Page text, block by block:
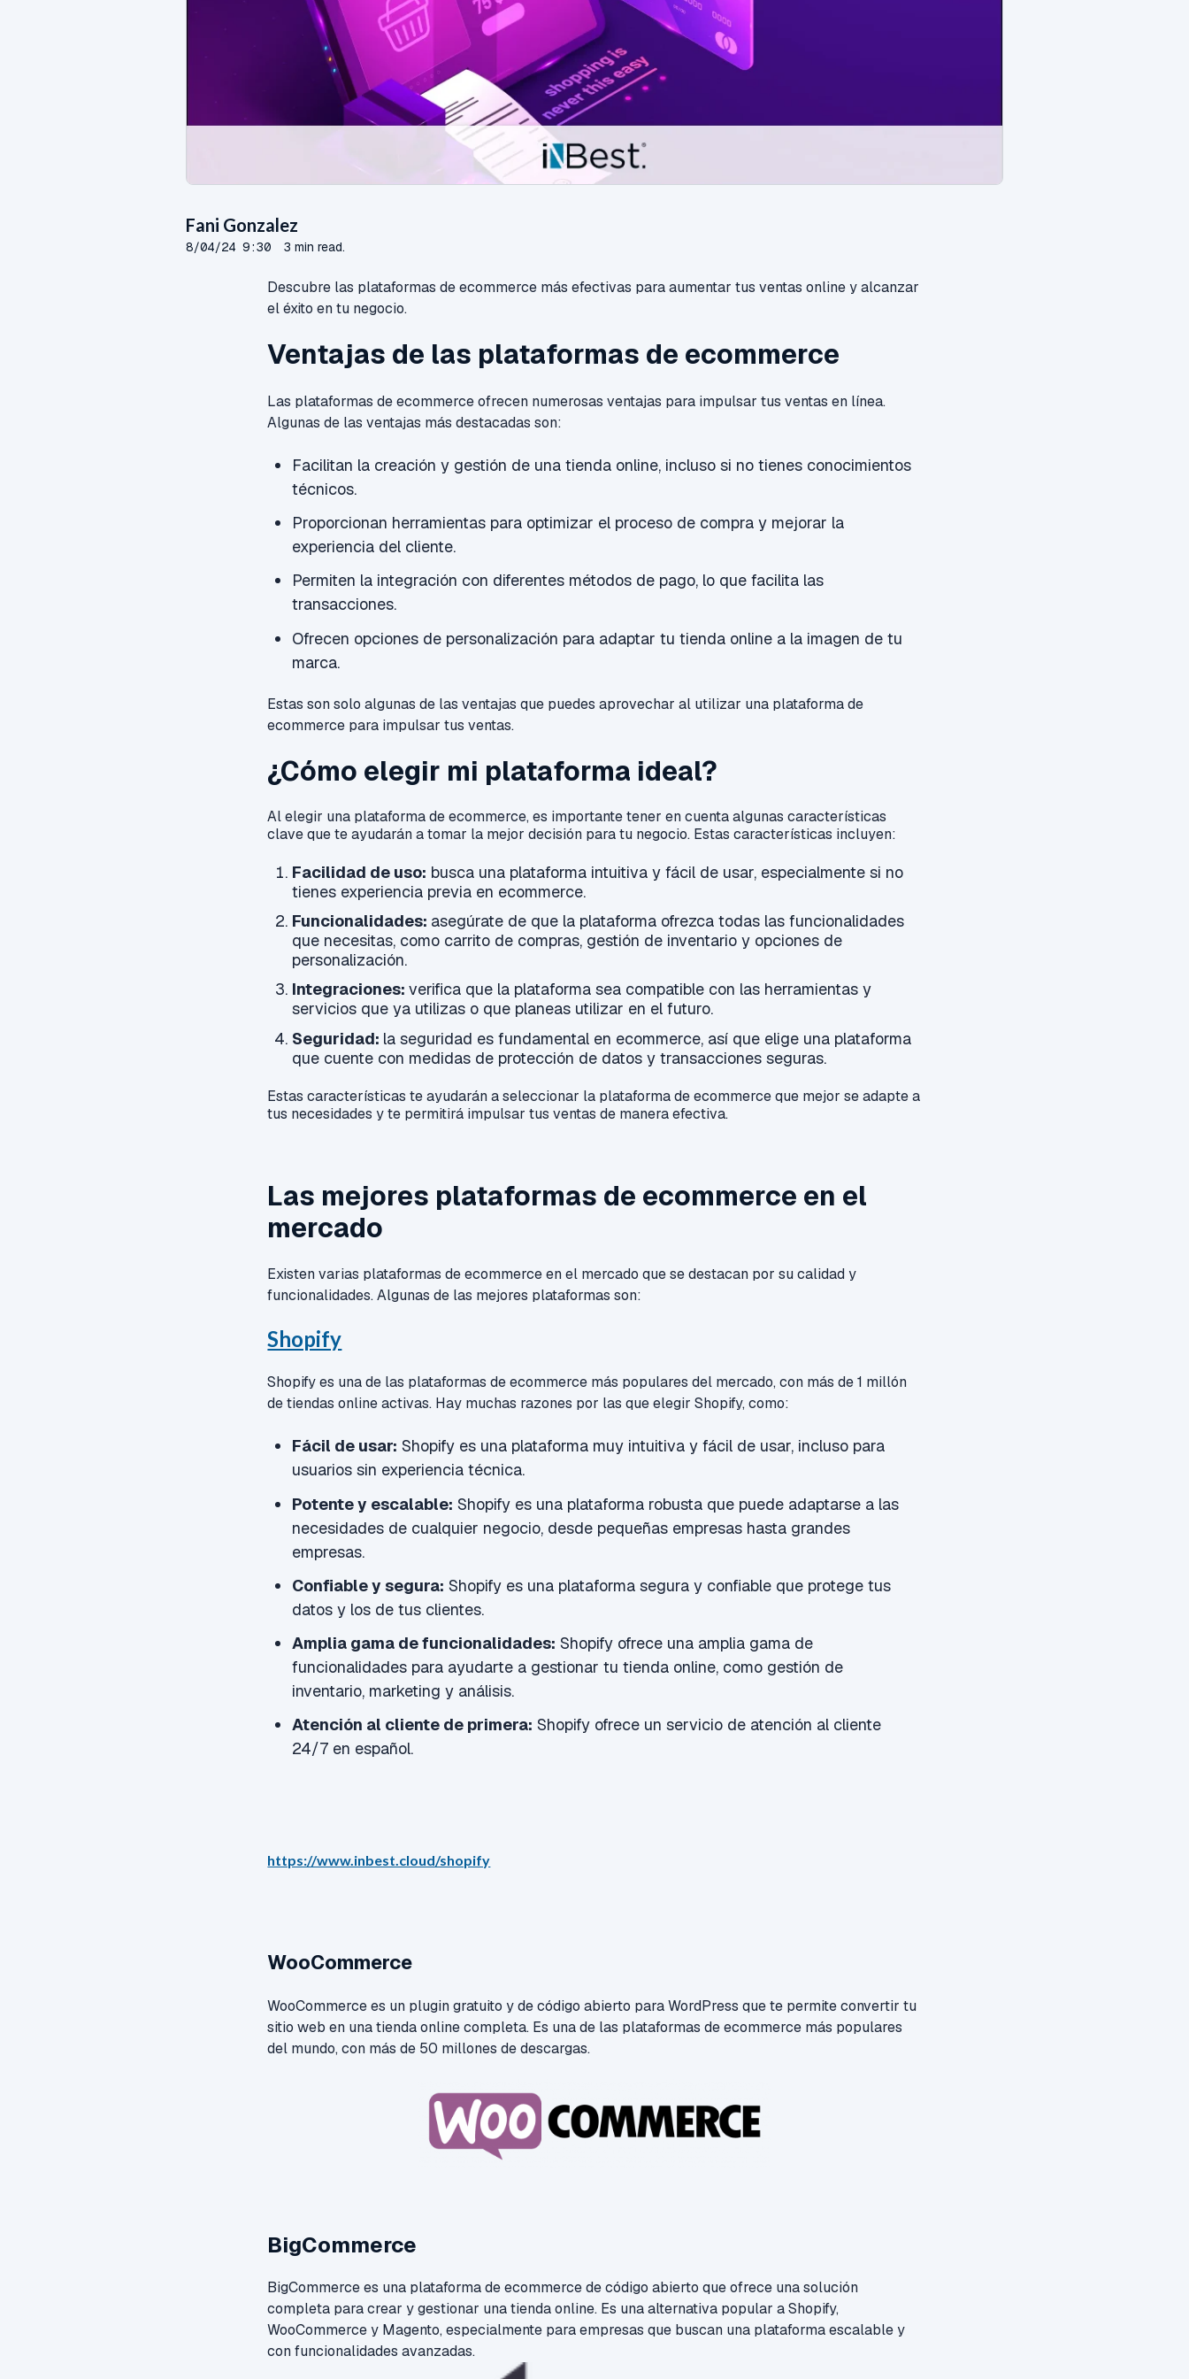
Fani Gonzalez
8/04/24 9:30 3 min read.
Descubre las plataformas de ecommerce más efectivas para aumentar tus ventas online y alcanzar
el éxito en tu negocio.
Ventajas de las plataformas de ecommerce
Las plataformas de ecommerce ofrecen numerosas ventajas para impulsar tus ventas en línea.
Algunas de las ventajas más destacadas son:
Facilitan la creación y gestión de una tienda online, incluso si no tienes conocimientos
técnicos.
Proporcionan herramientas para optimizar el proceso de compra y mejorar la
experiencia del cliente.
Permiten la integración con diferentes métodos de pago, lo que facilita las
transacciones.
Ofrecen opciones de personalización para adaptar tu tienda online a la imagen de tu
marca.
Estas son solo algunas de las ventajas que puedes aprovechar al utilizar una plataforma de
ecommerce para impulsar tus ventas.
¿Cómo elegir mi plataforma ideal?
Al elegir una plataforma de ecommerce, es importante tener en cuenta algunas características
clave que te ayudarán a tomar la mejor decisión para tu negocio. Estas características incluyen:
Facilidad de uso: busca una plataforma intuitiva y fácil de usar, especialmente si no
tienes experiencia previa en ecommerce.
Funcionalidades: asegúrate de que la plataforma ofrezca todas las funcionalidades
que necesitas, como carrito de compras, gestión de inventario y opciones de
personalización.
Integraciones: verifica que la plataforma sea compatible con las herramientas y
servicios que ya utilizas o que planeas utilizar en el futuro.
Seguridad: la seguridad es fundamental en ecommerce, así que elige una plataforma
que cuente con medidas de protección de datos y transacciones seguras.
Estas características te ayudarán a seleccionar la plataforma de ecommerce que mejor se adapte a
tus necesidades y te permitirá impulsar tus ventas de manera efectiva.
Las mejores plataformas de ecommerce en el
mercado
Existen varias plataformas de ecommerce en el mercado que se destacan por su calidad y
funcionalidades. Algunas de las mejores plataformas son:
Shopify
Shopify es una de las plataformas de ecommerce más populares del mercado, con más de 1 millón
de tiendas online activas. Hay muchas razones por las que elegir Shopify, como:
Fácil de usar: Shopify es una plataforma muy intuitiva y fácil de usar, incluso para
usuarios sin experiencia técnica.
Potente y escalable: Shopify es una plataforma robusta que puede adaptarse a las
necesidades de cualquier negocio, desde pequeñas empresas hasta grandes
empresas.
Confiable y segura: Shopify es una plataforma segura y confiable que protege tus
datos y los de tus clientes.
Amplia gama de funcionalidades: Shopify ofrece una amplia gama de
funcionalidades para ayudarte a gestionar tu tienda online, como gestión de
inventario, marketing y análisis.
Atención al cliente de primera: Shopify ofrece un servicio de atención al cliente
24/7 en español.
https://www.inbest.cloud/shopify
WooCommerce
WooCommerce es un plugin gratuito y de código abierto para WordPress que te permite convertir tu
sitio web en una tienda online completa. Es una de las plataformas de ecommerce más populares
del mundo, con más de 50 millones de descargas.
BigCommerce
BigCommerce es una plataforma de ecommerce de código abierto que ofrece una solución
completa para crear y gestionar una tienda online. Es una alternativa popular a Shopify,
WooCommerce y Magento, especialmente para empresas que buscan una plataforma escalable y
con funcionalidades avanzadas.